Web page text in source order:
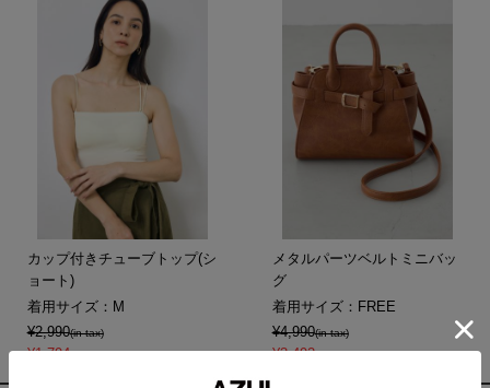
カップ付きチューブトップ(シ
ョート)
着用サイズ：M
¥2,990(in tax)
¥1,794(in tax)
メタルパーツベルトミニバッ
グ
着用サイズ：FREE
¥4,990(in tax)
¥3,492(in tax)